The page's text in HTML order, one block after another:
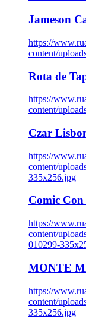
Jameson
https://
content/
Rota de
https://
content/
Czar
https://
content/
335x256.jpg
Comic
https://
content/
010299-
MONTE
https://
content/
335x256.jpg